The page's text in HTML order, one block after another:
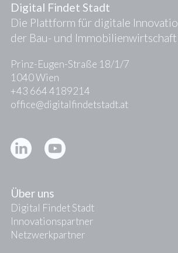
Digital Findet Stadt
Die Plattform für digitale
der Bau- und Immobilienwirtschaft
Prinz-Eugen-Straße 18/1/7
1040 Wien
+43 664 4189214
office@digitalfindetstadt.at
Über uns
Digital Findet Stadt
Innovationspartner
Netzwerkpartner